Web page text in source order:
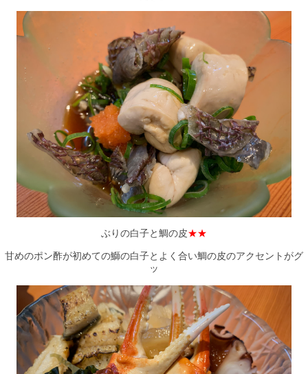
ぶりの白子と鯛の皮★★
甘めのポン酢が初めての鰤の白子とよく合い鯛の皮のアクセントがグ
ッ